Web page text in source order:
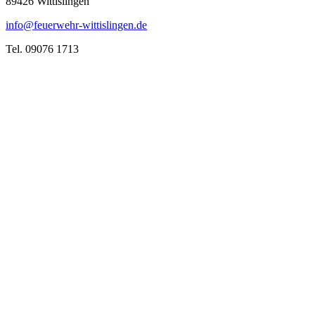
info@feuerwehr-wittislingen.de
Tel. 09076 1713